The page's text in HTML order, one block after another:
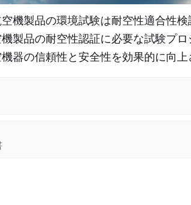
機製品の環境試験は耐空性適合性
製品の耐空性認証に必要な試験プ
器の信頼性と安全性を効果的に向上